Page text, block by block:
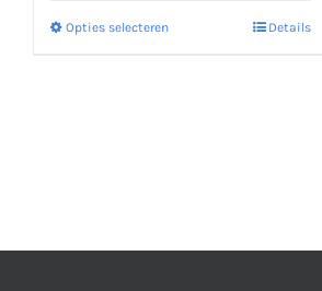
€ 20,09
Opties selecterenDit
kan
Details